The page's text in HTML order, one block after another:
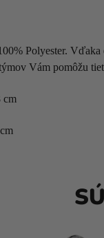
Polyester. Vďaka
Vám pomôžu
cm